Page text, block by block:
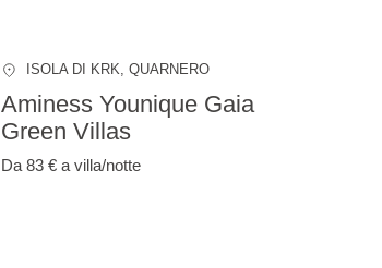
ISOLA DI KRK, QUARNERO
Aminess Younique Gaia
Green Villas
Da 83 €a villa/notte